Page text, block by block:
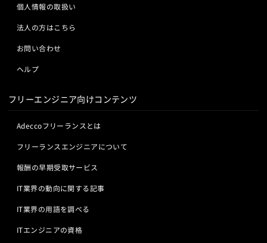
個人情報の取扱い
法人の方はこちら
お問い合わせ
ヘルプ
フリーエンジニア向けコンテンツ
Adeccoフリーランスとは
フリーランスエンジニアについて
報酬の早期受取サービス
IT業界の動向に関する記事
IT業界の用語を調べる
ITエンジニアの資格